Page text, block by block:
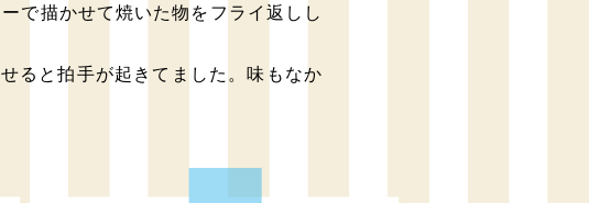
で描かせて焼いた物をフライ返しし
ると拍手が起きてました。味もなか